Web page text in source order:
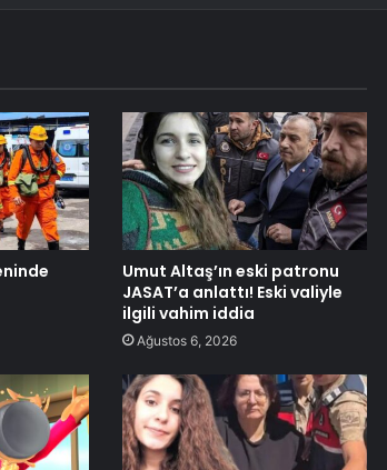
Umut Altaş’ın eski patronu
JASAT’a anlattı! Eski valiyle
ilgili vahim iddia
Ağustos 6, 2026